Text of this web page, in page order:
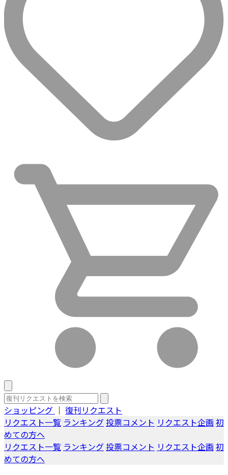
ショッピング ｜ 復刊リクエスト
リクエスト一覧 ランキング投票コメント リクエスト企画 初
めての方へ
リクエスト一覧 ランキング投票コメント リクエスト企画 初
めての方へ